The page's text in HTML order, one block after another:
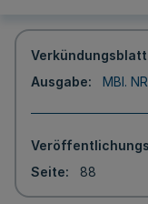
Verkündungsblatt
Ausgabe
MBl.
Seite
88